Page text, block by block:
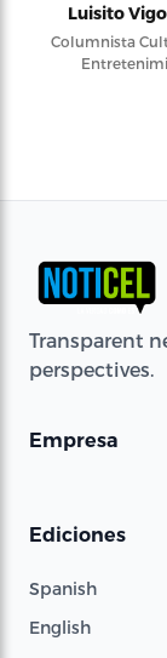
Luisito
Columnista
Transparent
perspectives.
Empresa
Ediciones
Spanish
English